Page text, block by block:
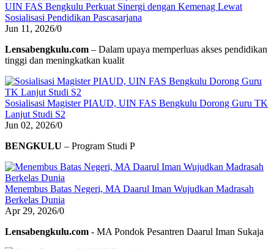
UIN FAS Bengkulu Perkuat Sinergi dengan Kemenag Lewat
Sosialisasi Pendidikan Pascasarjana
Jun 11, 2026/0
Lensabengkulu.com – Dalam upaya memperluas akses pendidikan
tinggi dan meningkatkan kualit
Sosialisasi Magister PIAUD, UIN FAS Bengkulu Dorong Guru TK
Lanjut Studi S2
Jun 02, 2026/0
BENGKULU – Program Studi P
Menembus Batas Negeri, MA Daarul Iman Wujudkan Madrasah
Berkelas Dunia
Apr 29, 2026/0
Lensabengkulu.com - MA Pondok Pesantren Daarul Iman Sukaja